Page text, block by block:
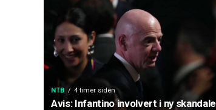
NTB 4 timer siden
Avis: Infantino involvert i ny skandale